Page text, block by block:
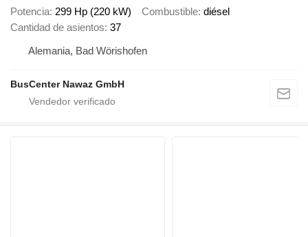
Potencia 299 Hp (220 kW) Combustible diésel
Cantidad de asientos 37
Alemania, Bad Wörishofen
BusCenter Nawaz GmbH